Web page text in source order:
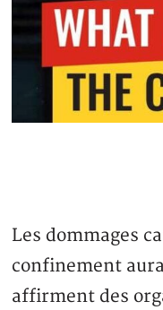
Les dommages
confinement
affirment des